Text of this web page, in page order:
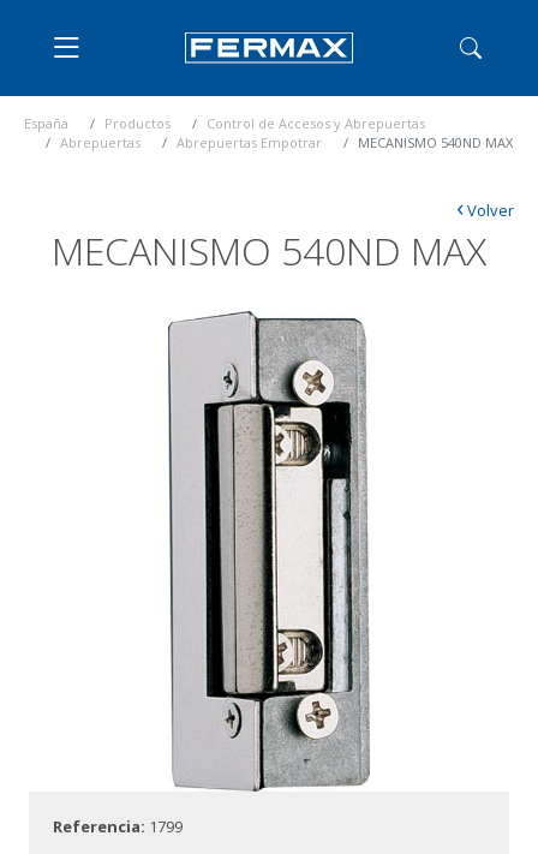
España Productos
Control de Accesos y Abrepuertas
Abrepuertas
Abrepuertas Empotrar MECANISMO 540ND MAX
MECANISMO 540ND MAX
‹Volver
Referencia: 1799